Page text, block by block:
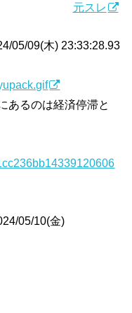
元スレ
05/09(木) 23:33:28.93
るのは経済停滞と
05/10(金)